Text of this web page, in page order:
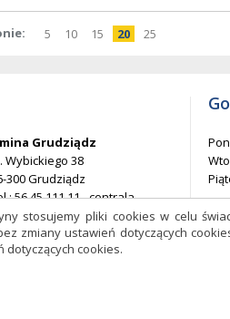
stosujemy pliki cookies w celu
zmiany ustawień dotyczących
dotyczących cookies.
pokaż
5 elementów
pokaż
10 elementów
pokaż
15 elementów
na
pokaż
20 elementów
na
pokaż
25
Grudziądz
Wybickiego 38
300 Grudziądz
56 45 111 11 - centrala
ug@grudziadz.ug.gov.pl
do e-Doręczeń: AE:PL-
76188-HDIJB-32